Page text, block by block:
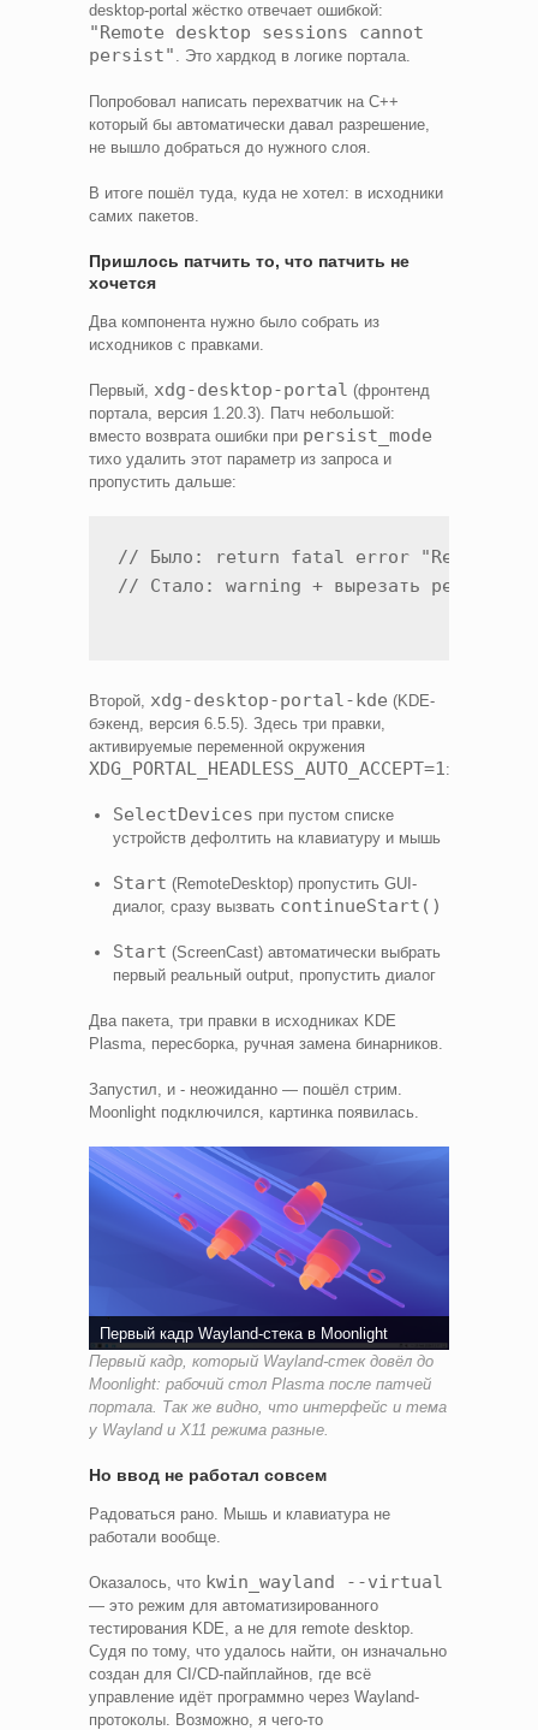
desktop-portal жёстко отвечает ошибкой:
"Remote desktop sessions cannot
persist" . Это хардкод в логике портала.
Попробовал написать перехватчик на C++
который бы автоматически давал разрешение,
не вышло добраться до нужного слоя.
В итоге пошёл туда, куда не хотел: в исходники
самих пакетов.
Пришлось патчить то, что патчить не
хочется
Два компонента нужно было собрать из
исходников с правками.
Первый, xdg-desktop-portal (фронтенд
портала, версия 1.20.3). Патч небольшой:
вместо возврата ошибки при persist_mode
тихо удалить этот параметр из запроса и
пропустить дальше:
// Было: return fatal error "Remote
Второй, xdg-desktop-portal-kde (KDE-
бэкенд, версия 6.5.5). Здесь три правки,
активируемые переменной окружения
XDG_PORTAL_HEADLESS_AUTO_ACCEPT=1:
SelectDevices при пустом списке
устройств дефолтить на клавиатуру и мышь
Start (RemoteDesktop) пропустить GUI-
диалог, сразу вызвать continueStart()
Start (ScreenCast) автоматически выбрать
первый реальный output, пропустить диалог
Два пакета, три правки в исходниках KDE
Plasma, пересборка, ручная замена бинарников.
Запустил, и - неожиданно — пошёл стрим.
Moonlight подключился, картинка появилась.
Первый кадр Wayland-стека в Moonlight
Первый кадр, который Wayland-стек довёл до
Moonlight: рабочий стол Plasma после патчей
портала. Так же видно, что интерфейс и тема
у Wayland и X11 режима разные.
Но ввод не работал совсем
Радоваться рано. Мышь и клавиатура не
работали вообще.
Оказалось, что kwin_wayland --virtual
— это режим для автоматизированного
тестирования KDE, а не для remote desktop.
Судя по тому, что удалось найти, он изначально
создан для CI/CD-пайплайнов, где всё
управление идёт программно через Wayland-
протоколы. Возможно, я чего-то